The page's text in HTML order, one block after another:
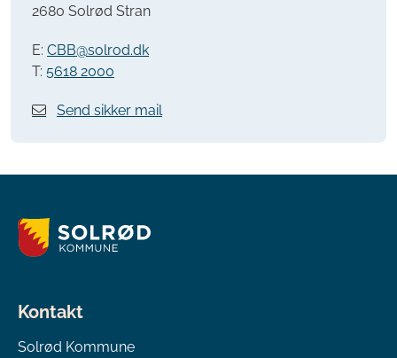
2680 Solrød Stran
E: CBB@solrod.dk
T: 5618 2000
Send sikker mail
Kontakt
Solrød Kommune